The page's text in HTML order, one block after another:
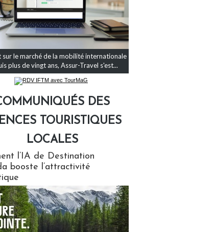
sur le marché de la mobilité internationale
plus de vingt ans, Assur-Travel s'est...
DES
TOURISTIQUES
LOCALES
l’IA de Destination
booste l’attractivité